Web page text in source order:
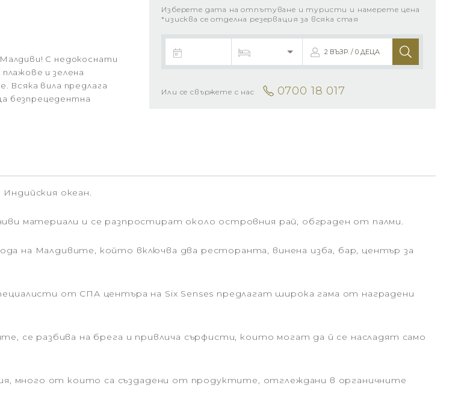
С недокоснати
и зелена
Всяка вила предлага
безпрецедентна
Изберете дата на отпътуване и туристи и намерете цена
*изисква се отделна резервация за всяка стая
2 ВЪЗР. / 0 ДЕЦА
Или се свържете с нас 0700 18 017
океан.
материали и се разпростират около островния рай, обграден от палми.
на Малдивите, който включва два ресторанта, винена изба, бар, център за
от СПА центъра на Six Senses предлагат широка гама от наградени
се разбива на брега и привлича сърфисти, които могат да й се насладят само
много от които са създадени от продуктите, отглеждани в органичните